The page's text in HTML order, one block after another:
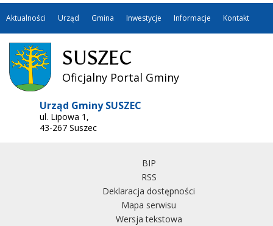
Aktualności Urząd Gmina Inwestycje Informacje Kontakt
SUSZEC
Oficjalny Portal Gminy
Urząd Gminy SUSZEC
ul. Lipowa 1,
43-267 Suszec
BIP
RSS
Deklaracja dostępności
Mapa serwisu
Wersja tekstowa